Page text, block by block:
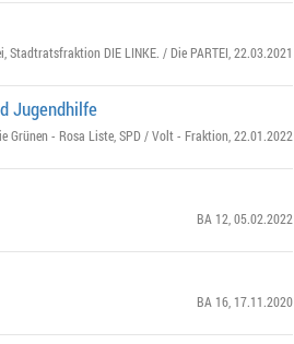
Stadtratsfraktion DIE LINKE. / Die PARTEI , 22.03.2021
Jugendhilfe
Grünen - Rosa Liste, SPD / Volt - Fraktion , 22.01.2022
BA 12 , 05.02.2022
BA 16, 17.11.2020